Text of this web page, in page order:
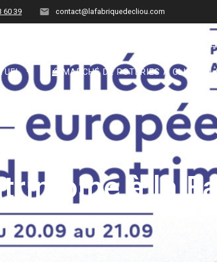
60 39 contact@lafabriquedecliou.com
MARCHÉ DE POTERIES À
à la